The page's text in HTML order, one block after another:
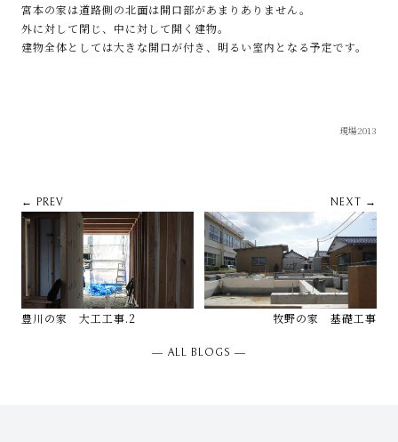
宮本の家は道路側の北面は開口部があまりありません。
外に対して閉じ、中に対して開く建物。
建物全体としては大きな開口が付き、明るい室内となる予定です。
現場2013
← PREV
豊川の家 大工工事.2
NEXT →
牧野の家 基礎工事
― ALL BLOGS ―